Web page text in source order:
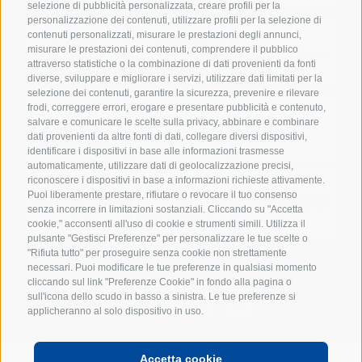
selezione di pubblicità personalizzata, creare profili per la
personalizzazione dei contenuti, utilizzare profili per la selezione di
contenuti personalizzati, misurare le prestazioni degli annunci,
misurare le prestazioni dei contenuti, comprendere il pubblico
attraverso statistiche o la combinazione di dati provenienti da fonti
diverse, sviluppare e migliorare i servizi, utilizzare dati limitati per la
selezione dei contenuti, garantire la sicurezza, prevenire e rilevare
frodi, correggere errori, erogare e presentare pubblicità e contenuto,
salvare e comunicare le scelte sulla privacy, abbinare e combinare
dati provenienti da altre fonti di dati, collegare diversi dispositivi,
identificare i dispositivi in base alle informazioni trasmesse
automaticamente, utilizzare dati di geolocalizzazione precisi,
riconoscere i dispositivi in base a informazioni richieste attivamente.
Puoi liberamente prestare, rifiutare o revocare il tuo consenso
senza incorrere in limitazioni sostanziali. Cliccando su "Accetta
cookie," acconsenti all'uso di cookie e strumenti simili. Utilizza il
pulsante "Gestisci Preferenze" per personalizzare le tue scelte o
"Rifiuta tutto" per proseguire senza cookie non strettamente
necessari. Puoi modificare le tue preferenze in qualsiasi momento
cliccando sul link "Preferenze Cookie" in fondo alla pagina o
sull'icona dello scudo in basso a sinistra. Le tue preferenze si
applicheranno al solo dispositivo in uso.
Accetta cookie